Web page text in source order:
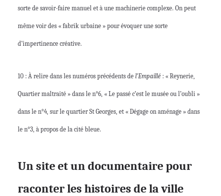
sorte de savoir-faire manuel et à une machinerie complexe. On peut
même voir des « fabrik urbaine » pour évoquer une sorte
d’impertinence créative.
10 : À relire dans les numéros précédents de l’Empaillé : « Reynerie,
Quartier maltraité » dans le n°6, « Le passé c’est le musée ou l’oubli »
dans le n°4, sur le quartier St Georges, et « Dégage on aménage » dans
le n°3, à propos de la cité bleue.
Un site et un documentaire pour
raconter les histoires de la ville